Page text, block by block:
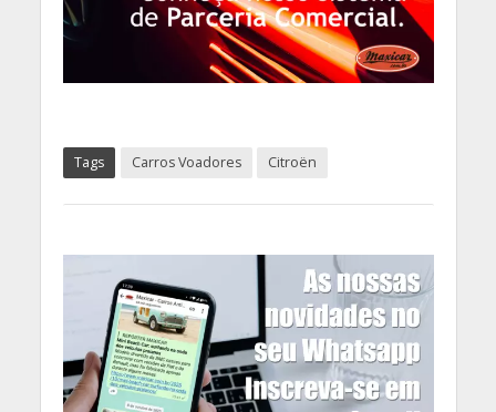
Tags Carros Voadores Citroën